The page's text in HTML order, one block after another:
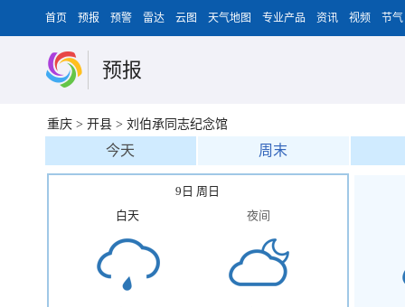
首页 预报 预警 雷达 云图 天气地图 专业产品 资讯 视频 节气
预报
重庆 > 开县 > 刘伯承同志纪念馆
今天 周末
9日 周日
白天
夜间